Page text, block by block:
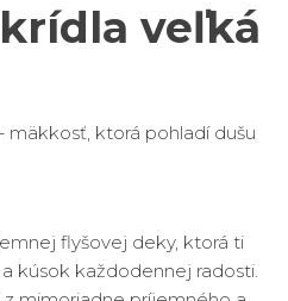
veľká
mäkkosť, ktorá pohladí dušu
flyšovej deky, ktorá ti
kúsok každodennej radosti.